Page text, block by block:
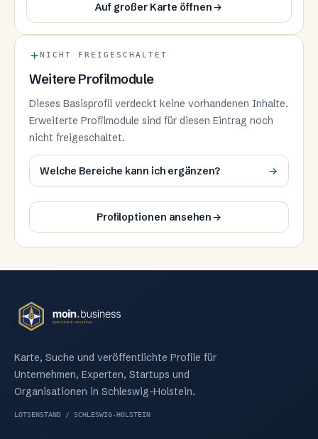
Auf großer Karte öffnen
NICHT FREIGESCHALTET
Weitere Profilmodule
Dieses Basisprofil verdeckt keine vorhandenen Inhalte.
Erweiterte Profilmodule sind für diesen Eintrag noch
nicht freigeschaltet.
Welche Bereiche kann ich ergänzen?
Profiloptionen ansehen
Karte, Suche und veröffentlichte Profile für
Unternehmen, Experten, Startups und
Organisationen in Schleswig-Holstein.
LOTSENSTAND / SCHLESWIG-HOLSTEIN